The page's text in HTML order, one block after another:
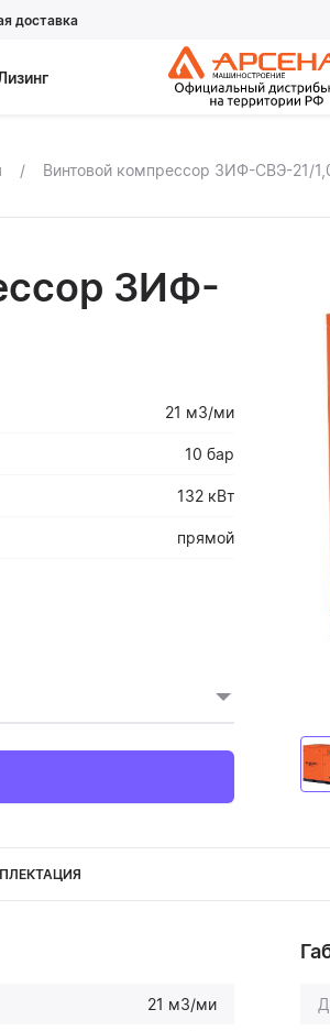
доставка
Винтовой компрессор ЗИФ-СВЭ-21/
ЗИФ-
21 м3/ми
10 бар
132 кВт
прямой
21 м3/ми